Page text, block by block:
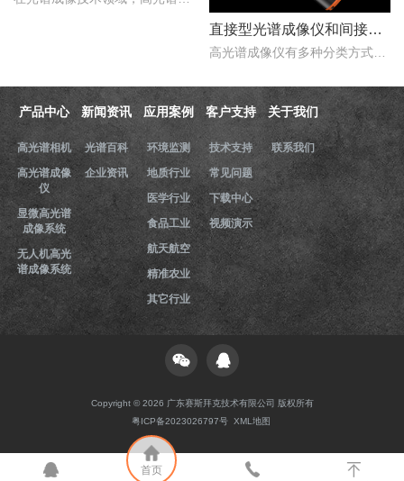
直接型光谱成像仪和间接型光谱成像仪区别
产品中心
高光谱相机
高光谱成像
仪
显微高光谱
成像系统
无人机高光
谱成像系统
新闻资讯
光谱百科
企业资讯
应用案例
环境监测
地质行业
医学行业
食品工业
航天航空
精准农业
其它行业
客户支持
技术支持
常见问题
下载中心
视频演示
关于我们
联系我们
Copyright © 2026 广东赛斯拜克技术有限公司 版权所有
粤ICP备2023026797号 XML地图
首页